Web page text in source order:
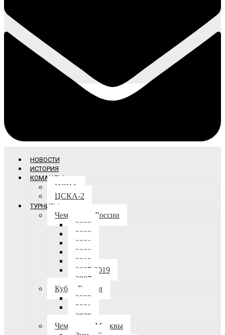
НОВОСТИ
ИСТОРИЯ
КОМАНДЫ
ЦСКА
ЦСКА-2
ТУРНИРЫ
Чемпионат России
2023
2022
2021
2020
2019
2007-2019
2007
Кубок России
2022
2021
2020
Чемпионат Москвы